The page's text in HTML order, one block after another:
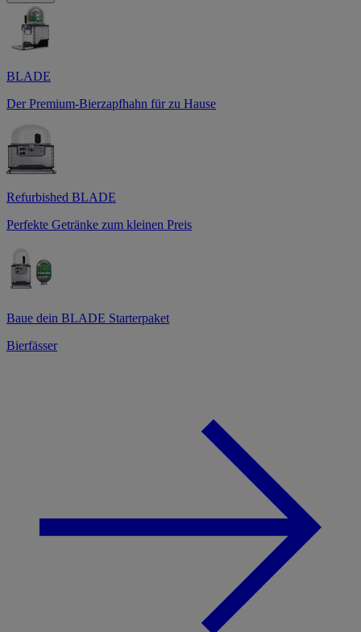
BLADE
Der Premium-Bierzapfhahn für zu Hause
Refurbished BLADE
Perfekte Getränke zum kleinen Preis
Baue dein BLADE Starterpaket
Bierfässer